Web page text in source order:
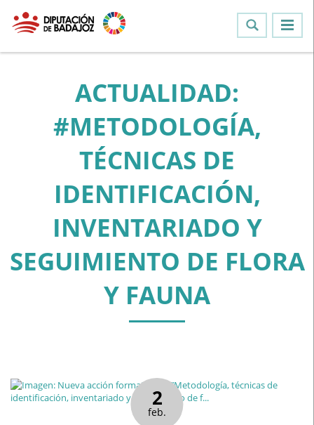
ACTUALIDAD:
#METODOLOGÍA,
TÉCNICAS DE
IDENTIFICACIÓN,
INVENTARIADO Y
SEGUIMIENTO DE FLORA
Y FAUNA
2
feb.